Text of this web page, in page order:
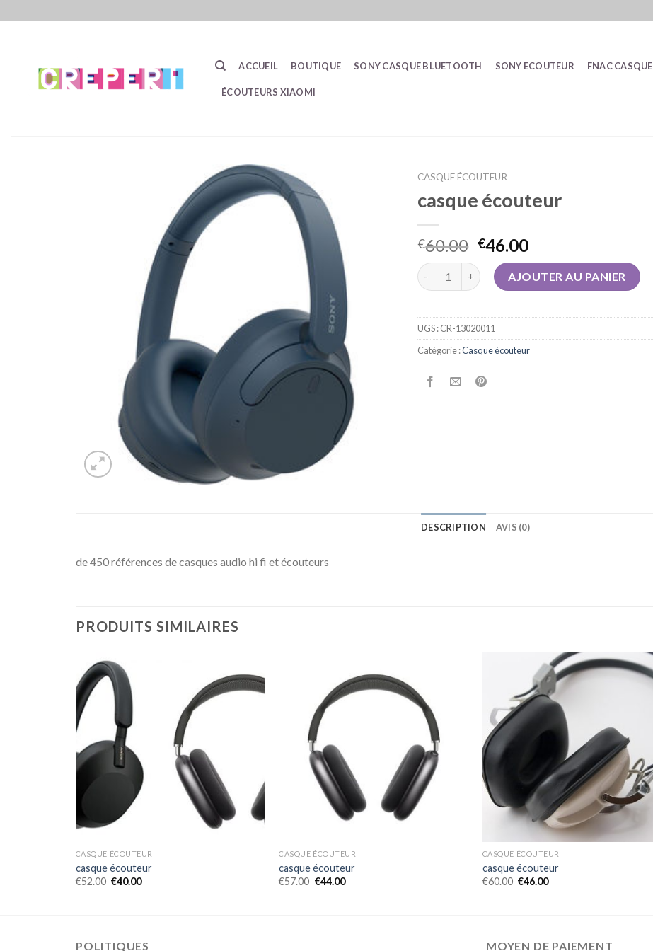
ACCUEIL BOUTIQUE SONY CASQUE BLUETOOTH SONY ECOUTEUR FNAC CASQUE
ÉCOUTEURS XIAOMI
CASQUE ÉCOUTEUR
casque écouteur
€60.00 €46.00
quantité de casque écouteurAJOUTER AU PANIER
UGS :CR-13020011
Catégorie :Casque écouteur
DESCRIPTION AVIS (0)
de 450 références de casques audio hi fi et écouteurs
PRODUITS SIMILAIRES
CASQUE ÉCOUTEUR
casque écouteur
€52.00 €40.00
CASQUE ÉCOUTEUR
casque écouteur
€57.00 €44.00
CASQUE ÉCOUTEUR
casque écouteur
€60.00 €46.00
POLITIQUES MOYEN DE PAIEMENT